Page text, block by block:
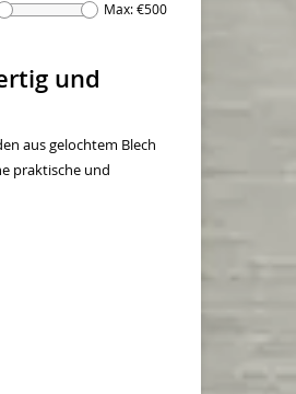
Max: €500
und
aus gelochtem Blech
praktische und